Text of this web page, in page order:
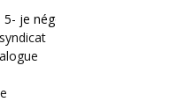
je négocie